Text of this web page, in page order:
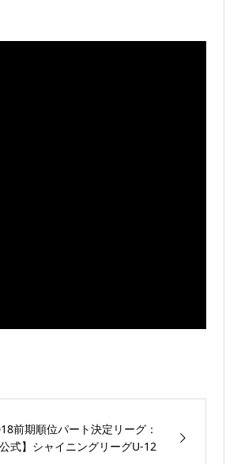
前期順位パート決定リーグ：
式】シャイニングリーグU-12